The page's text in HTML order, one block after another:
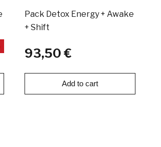
Pack Detox Energy + Awake
+ Shift
93,50 €
Add to cart